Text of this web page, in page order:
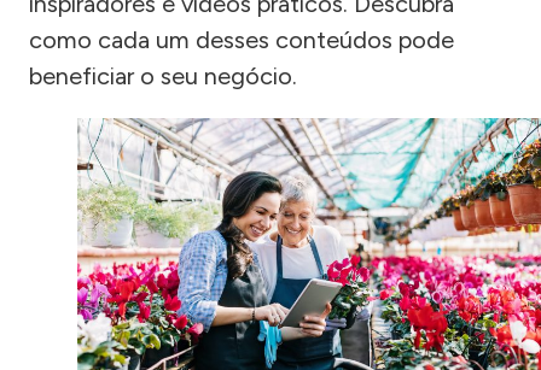
como cada um desses conteúdos pode
beneficiar o seu negócio.